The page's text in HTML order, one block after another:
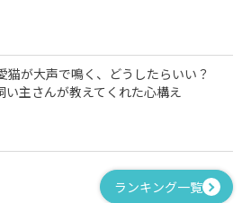
猫が大声で鳴く、どうしたらいい？
い主さんが教えてくれた心構え
ランキング一覧